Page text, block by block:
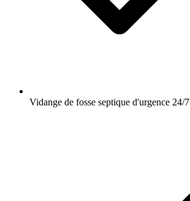
Vidange de fosse septique d'urgence 24/7